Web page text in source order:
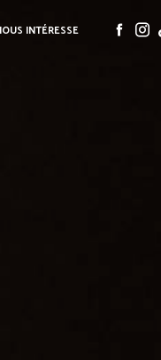
INTÉRESSE